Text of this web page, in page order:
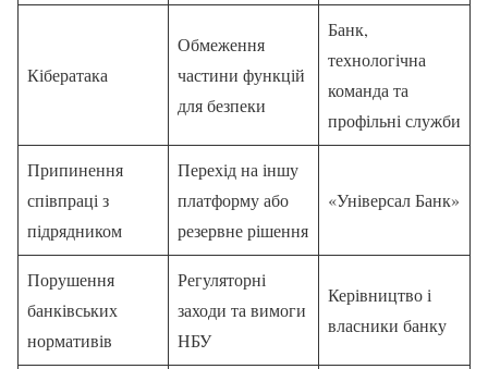
Кібератака
Обмеження
частини функцій
для безпеки
Банк,
технологічна
команда та
профільні служби
Припинення
співпраці з
підрядником
Перехід на іншу
платформу або
резервне рішення
«Універсал Банк»
Порушення
банківських
нормативів
Регуляторні
заходи та вимоги
НБУ
Керівництво і
власники банку